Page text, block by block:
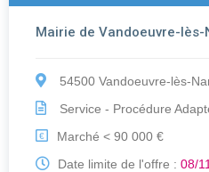
Mairie de Vandoeuvre-lès-
54500 Vandoeuvre-lès-
Service - Procédure
€
Marché < 90 000 €
Date limite de l'offre : 08/